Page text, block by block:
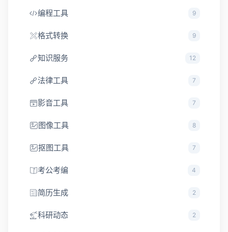
编程工具 9
格式转换 9
知识服务 12
法律工具 7
影音工具 7
图像工具 8
抠图工具 7
考公考编 4
简历生成 2
科研动态 2